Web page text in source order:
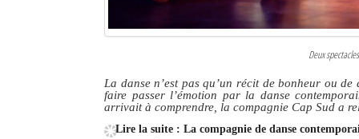
Deux
La danse n’est pas qu’un récit de bonheur ou
faire passer l’émotion par la danse
arrivait à comprendre, la compagnie Cap Sud a
Lire la suite : La compagnie de danse